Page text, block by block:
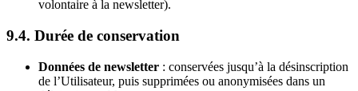
volontaire à la newsletter).
9.4. Durée de conservation
Données de newsletter : conservées jusqu’à la désinscription
de l’Utilisateur, puis supprimées ou anonymisées dans un